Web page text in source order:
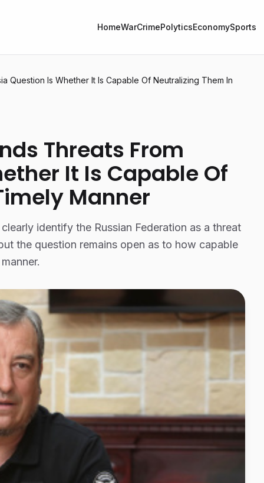
HomeWarCrimePolyticsEconomySports
Question Is Whether It Is Capable Of Neutralizing Them In
Threats From
It Is Capable Of
Manner
identify the Russian Federation as a threat
the question remains open as to how capable